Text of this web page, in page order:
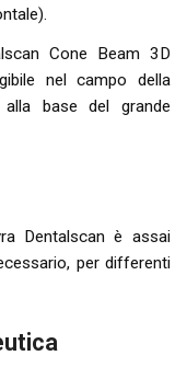
Cone Beam 3D
nel campo della
base del grande
Dentalscan è assai
per differenti